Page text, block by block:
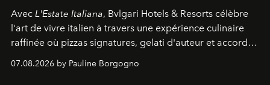
Avec L'Estate Italiana, Bvlgari Hotels & Resorts célèbre
l'art de vivre italien à travers une expérience culinaire
raffinée où pizzas signatures, gelati d'auteur et accords
07.08.2026 by Pauline Borgogno